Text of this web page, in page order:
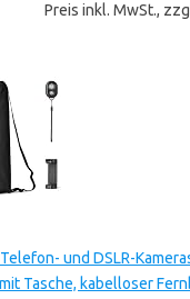
Preis inkl. MwSt.,
und DSLR-
Tasche, kabelloser